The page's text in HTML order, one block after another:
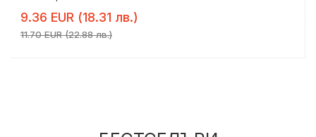
9.36 EUR (18.31 лв.)
11.70 EUR (22.88 лв.)